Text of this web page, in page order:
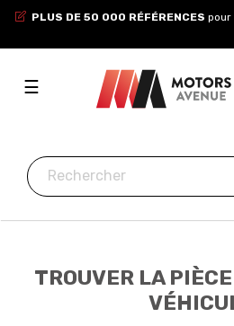
PLUS DE 50 000 RÉFÉRENCES pour
Toggle
navigation
☰
TROUVER LA